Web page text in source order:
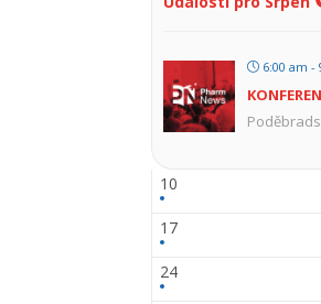
6:00 am -
10
17
24